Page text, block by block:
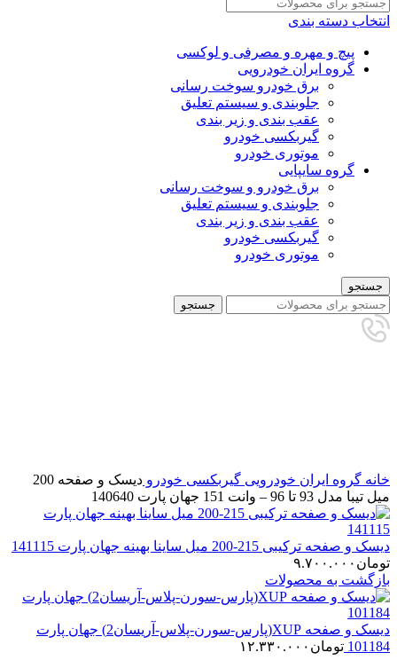
انتخاب دسته بندی
پیچ و مهره و مصرفی و لوکسی
گروه ایران خودرویی
برق خودرو سوخت رسانی
جلوبندی و سیستم تعلیق
عقب بندی و زیر بندی
گیربکسی خودرو
موتوری خودرو
گروه سایپایی
برق خودرو و سوخت رسانی
جلوبندی و سیستم تعلیق
عقب بندی و زیر بندی
گیربکسی خودرو
موتوری خودرو
جستجو
جستجو
خانه گروه ایران خودرویی گیربکسی خودرو
دیسک و صفحه 200
میل تیبا مدل 93 تا 96 – وانت 151 جهان پارت 140640
دیسک و صفحه ترکیبی 215-200 میل ساینا بهینه جهان پارت 141115
تومان ۹.۷۰۰.۰۰۰
بازگشت به محصولات
دیسک و صفحه XUP(پارس-سورن-پلاس-آریسان2) جهان پارت
101184 تومان ۱۲.۳۳۰.۰۰۰